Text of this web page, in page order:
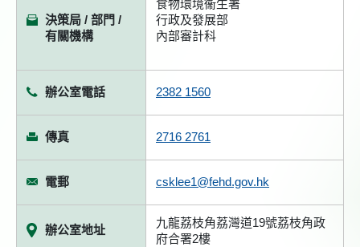
決策局 / 部門 /
有關機構
食物環境衞生署
行政及發展部
內部審計科
辦公室電話 2382 1560
傳真 2716 2761
電郵 csklee1@fehd.gov.hk
辦公室地址
九龍荔枝角荔灣道19號荔枝角政
府合署2樓